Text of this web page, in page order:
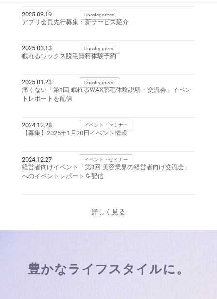
2025.03.19 Uncategorized
アプリ会員先行募集：新サービス紹介
2025.03.13 Uncategorized
眠れるワックス脱毛無料体験予約
2025.01.23 Uncategorized
痛くない「第1回 眠れるWAX脱毛体験説明・交流会」イベン
トレポートを配信
2024.12.28 イベント・セミナー
【募集】2025年1月20日イベント情報
2024.12.27 イベント・セミナー
経営者向けイベント「第3回 美容業界の経営者向け交流会」
へのイベントレポートを配信
詳しく見る
豊かなライフスタイルに。